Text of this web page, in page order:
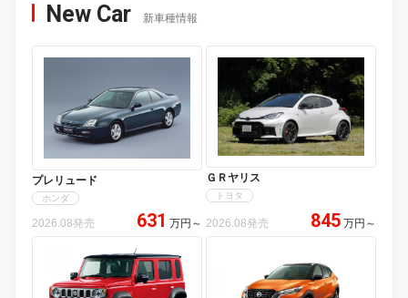
New Car 新車種情報
プレリュード
ホンダ
2026.08発売 631 万円 ～
ＧＲヤリス
トヨタ
2026.08発売 845 万円 ～